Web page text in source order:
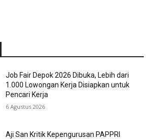
Job Fair Depok 2026 Dibuka, Lebih dari
1.000 Lowongan Kerja Disiapkan untuk
Pencari Kerja
6 Agustus 2026
Aji San Kritik Kepengurusan PAPPRI